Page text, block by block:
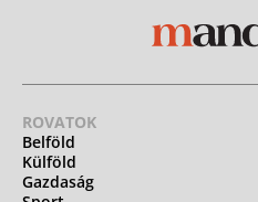
ROVATOK
Belföld
Külföld
Gazdaság